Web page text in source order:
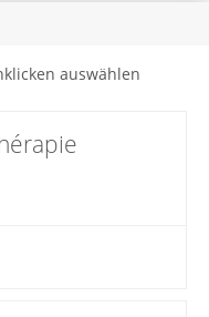
auswählen